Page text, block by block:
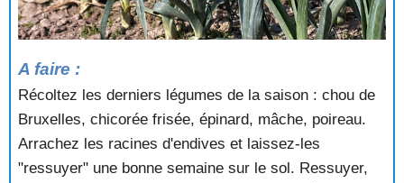
A faire :
Récoltez les derniers légumes de la saison : chou de
Bruxelles, chicorée frisée, épinard, mâche, poireau.
Arrachez les racines d'endives et laissez-les
"ressuyer" une bonne semaine sur le sol. Ressuyer,